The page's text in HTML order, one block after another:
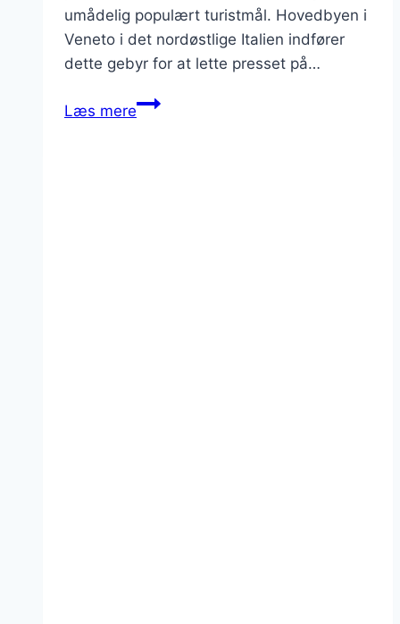
umådelig populært turistmål. Hovedbyen i
Veneto i det nordøstlige Italien indfører
dette gebyr for at lette presset på…
Læs mereVenedig